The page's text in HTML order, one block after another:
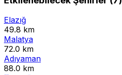
Elazığ
49.8 km
Malatya
72.0 km
Adıyaman
88.0 km